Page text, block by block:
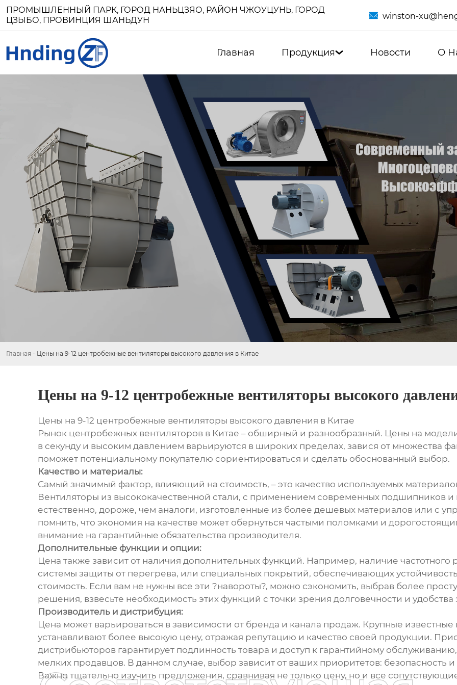
ПРОМЫШЛЕННЫЙ ПАРК, ГОРОД НАНЬЦЗЯО, РАЙОН ЧЖОУЦУНЬ, ГОРОД
ЦЗЫБО, ПРОВИНЦИЯ ШАНЬДУН
 winston-
Главная Продукция Новости О
Главная - Цены на 9-12 центробежные вентиляторы высокого давления в Китае
Цены на 9-12 центробежные вентиляторы высокого
Цены на 9-12 центробежные вентиляторы высокого давления в Китае
Рынок центробежных вентиляторов в Китае – обширный и разнообразный. Цены на
в секунду и высоким давлением варьируются в широких пределах, завися от множества
поможет потенциальному покупателю сориентироваться и сделать обоснованный выбор.
Качество и материалы:
Самый значимый фактор, влияющий на стоимость, – это качество используемых
Вентиляторы из высококачественной стали, с применением современных подшипников и
естественно, дороже, чем аналоги, изготовленные из более дешевых материалов или с
помнить, что экономия на качестве может обернуться частыми поломками и
внимание на гарантийные обязательства производителя.
Дополнительные функции и опции:
Цена также зависит от наличия дополнительных функций. Например, наличие частотного
системы защиты от перегрева, или специальных покрытий, обеспечивающих
стоимость. Если вам не нужны все эти ?навороты?, можно сэкономить, выбрав более
решения, взвесьте необходимость этих функций с точки зрения долговечности и удобства
Производитель и дистрибуция:
Цена может варьироваться в зависимости от бренда и канала продаж. Крупные
устанавливают более высокую цену, отражая репутацию и качество своей продукции.
дистрибьюторов гарантирует подлинность товара и доступ к гарантийному
мелких продавцов. В данном случае, выбор зависит от ваших приоритетов: безопасность
Важно тщательно изучить предложения, сравнивая не только цену, но и все